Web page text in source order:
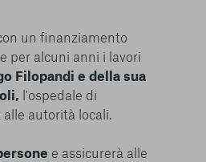
un finanziamento
per alcuni anni i lavori
Filopandi e della sua
l'ospedale di
autorità locali.
e assicurerà alle